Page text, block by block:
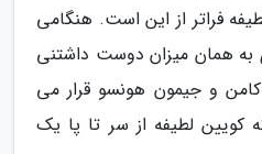
فراتر از این است. هنگامی
به همان میزان دوست داشتنی
و جیمون هونسو قرار می
کویین لطیفه از سر تا پا یک